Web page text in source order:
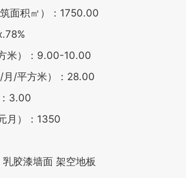
面积㎡）：1750.00
）：9.00-10.00
平方米）：28.00
：3.00
）：1350
乳胶漆墙面 架空地板